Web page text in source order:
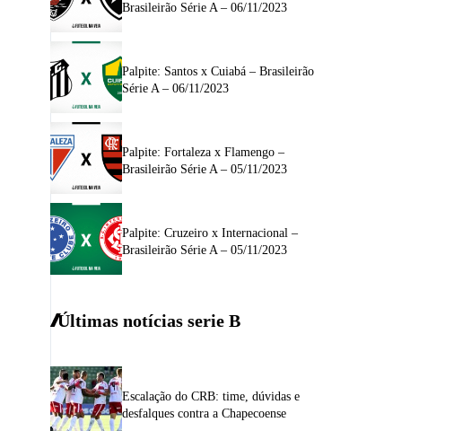
Brasileirão Série A – 06/11/2023
Palpite: Santos x Cuiabá – Brasileirão
Série A – 06/11/2023
Palpite: Fortaleza x Flamengo –
Brasileirão Série A – 05/11/2023
Palpite: Cruzeiro x Internacional –
Brasileirão Série A – 05/11/2023
Últimas notícias serie B
Escalação do CRB: time, dúvidas e
desfalques contra a Chapecoense